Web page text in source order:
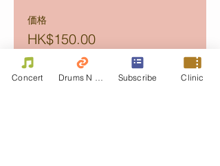
価格
HK$150.00
+HK$30.00
handle fee
+チケット手数料
HK$4.50
Concert Subscribe Clinic